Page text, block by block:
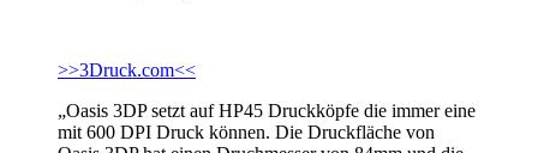
>>3Druck.com<<
„Oasis 3DP setzt auf HP45 Druckköpfe die immer eine
mit 600 DPI Druck können. Die Druckfläche von